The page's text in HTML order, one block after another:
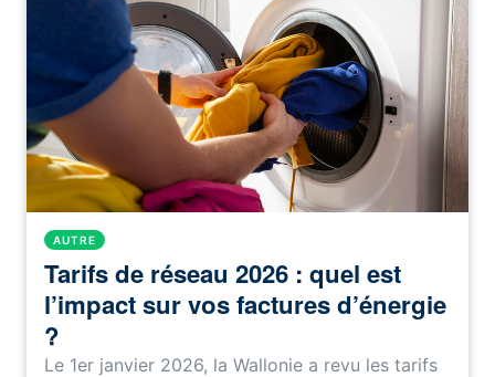
AUTRE
Tarifs de réseau 2026 : quel est
l’impact sur vos factures d’énergie
?
Le 1er janvier 2026, la Wallonie a revu les tarifs